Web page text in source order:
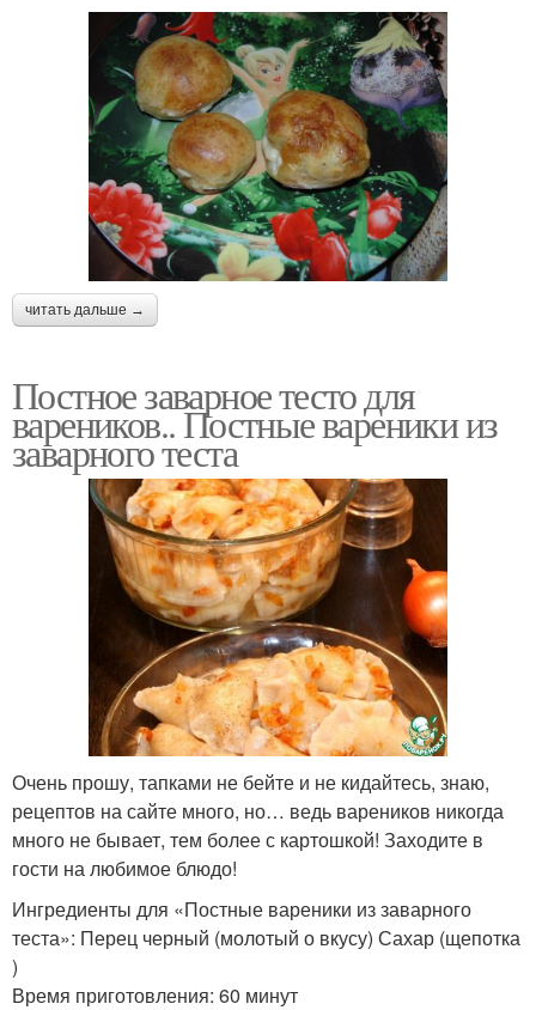
читать дальше →
Постное заварное тесто для
вареников.. Постные вареники из
заварного теста
Очень прошу, тапками не бейте и не кидайтесь, знаю,
рецептов на сайте много, но… ведь вареников никогда
много не бывает, тем более с картошкой! Заходите в
гости на любимое блюдо!
Ингредиенты для «Постные вареники из заварного
теста»: Перец черный (молотый о вкусу) Сахар (щепотка
)
Время приготовления: 60 минут